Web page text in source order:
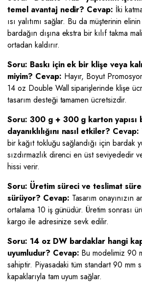
temel avantaj nedir? Cevap: İki
ısı yalıtımı sağlar. Bu da müşterinin
bardağın dışına ekstra bir kılıf takma
ortadan kaldırır.
Soru: Baskı için ek bir klişe veya
miyim? Cevap: Hayır, Boyut
14 oz Double Wall siparişlerinde klişe
tasarım desteği tamamen ücretsizdir.
Soru: 300 g + 300 g karton yapısı
dayanıklılığını nasıl etkiler? Cevap:
bir kağıt tokluğu sağlandığı için bardak
sızdırmazlık direnci en üst seviyededir
hissi verir.
Soru: Üretim süreci ve teslimat
sürüyor? Cevap: Tasarım onayınızın
ortalama 10 iş günüdür. Üretim sonrası
kargo ile adresinize sevk edilir.
Soru: 14 oz DW bardaklar hangi
uyumludur? Cevap: Bu modelimiz 90
sahiptir. Piyasadaki tüm standart 90 mm
kapaklarıyla tam uyum sağlar.